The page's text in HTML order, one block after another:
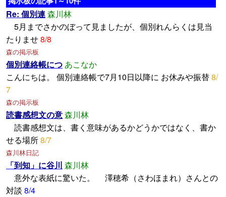
Re: 個別連森川林
5月までさかのぼって見ましたが、個別れんらくは見当
たりませ8/8
森の掲示板
個別連絡帳につ あこなか
こんにちは。 個別連絡帳で7月10日以降に お休みや振替8/
7
森の掲示板
読書感想文の意森川林
読書感想文は、書く意味があるかどうかではなく、書か
せる場所8/7
森川林日記
「到知」に谷川 森川林
意外な表紙に驚いた。 澤穂希（さわほまれ）さんとの
対談 8/4